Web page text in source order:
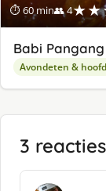
⏱ 60 min👥 4
Babi
Avondeten &
3 reacties